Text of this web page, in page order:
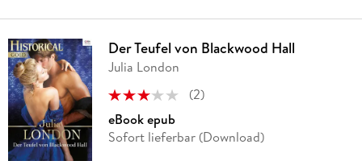
Der Teufel von Blackwood Hall
Julia London
(2)
eBook epub
Sofort lieferbar (Download)